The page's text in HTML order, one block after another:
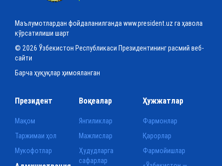
Маълумотлардан фойдаланилганда www.president.uz га ҳавола
кўрсатилиши шарт
© 2026 Ўзбекистон Республикаси Президентининг расмий веб-
сайти
Барча ҳуқуқлар ҳимояланган
Президент
Мақом
Таржимаи ҳол
Мукофотлар
Воқеалар
Янгиликлар
Мажлислар
Ҳудудларга
сафарлар
Ҳужжатлар
Фармонлар
Қарорлар
Фармойишлар